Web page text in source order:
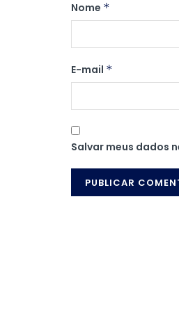
Nome *
E-mail *
Salvar meus dados